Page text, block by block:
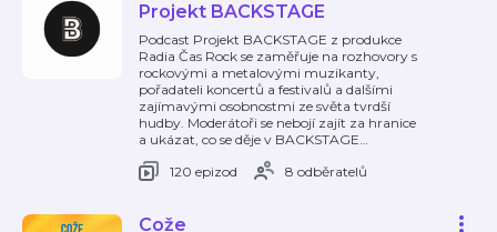
Projekt BACKSTAGE
Podcast Projekt BACKSTAGE z produkce
Radia Čas Rock se zaměřuje na rozhovory s
rockovými a metalovými muzikanty,
pořadateli koncertů a festivalů a dalšími
zajímavými osobnostmi ze světa tvrdší
hudby. Moderátoři se nebojí zajít za hranice
a ukázat, co se děje v BACKSTAGE…
120 epizod
8 odběratelů
Cože